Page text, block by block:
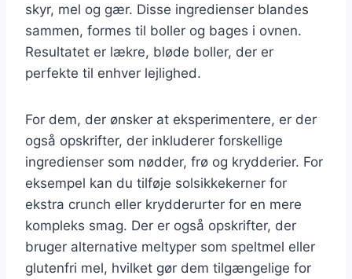
skyr, mel og gær. Disse ingredienser blandes
sammen, formes til boller og bages i ovnen.
Resultatet er lækre, bløde boller, der er
perfekte til enhver lejlighed.
For dem, der ønsker at eksperimentere, er der
også opskrifter, der inkluderer forskellige
ingredienser som nødder, frø og krydderier. For
eksempel kan du tilføje solsikkekerner for
ekstra crunch eller krydderurter for en mere
kompleks smag. Der er også opskrifter, der
bruger alternative meltyper som speltmel eller
glutenfri mel, hvilket gør dem tilgængelige for